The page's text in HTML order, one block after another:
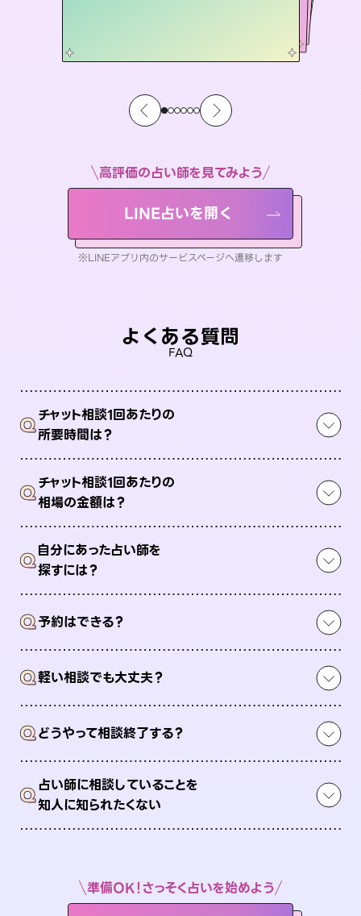
高評価の占い師を見てみよう
LINE占いを開く
※LINEアプリ内のサービスページへ遷移します
よくある質問
FAQ
Qチャット相談1回あたりの
所要時間は？
Qチャット相談1回あたりの
相場の金額は？
Q自分にあった占い師を
探すには？
Q予約はできる？
Q軽い相談でも大丈夫？
Qどうやって相談終了する？
Q占い師に相談していることを
知人に知られたくない
準備OK！さっそく占いを始めよう